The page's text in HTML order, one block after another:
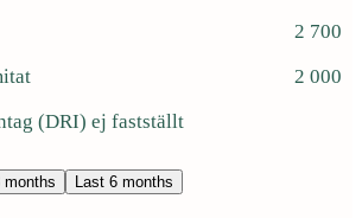
2 700
2 000
(DRI) ej fastställt
months Last 6 months